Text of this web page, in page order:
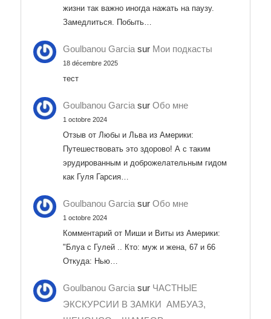
жизни так важно иногда нажать на паузу.
Замедлиться. Побыть…
Goulbanou Garcia sur Мои подкасты
18 décembre 2025
тест
Goulbanou Garcia surОбо мне
1 octobre 2024
Отзыв от Любы и Льва из Америки:
Путешествовать это здорово! А с таким
эрудированным и доброжелательным гидом
как Гуля Гарсия…
Goulbanou Garcia surОбо мне
1 octobre 2024
Комментарий от Миши и Виты из Америки:
"Блуа с Гулей .. Кто: муж и жена, 67 и 66
Откуда: Нью…
Goulbanou Garcia sur ЧАСТНЫЕ
ЭКСКУРСИИ В ЗАМКИ АМБУАЗ,